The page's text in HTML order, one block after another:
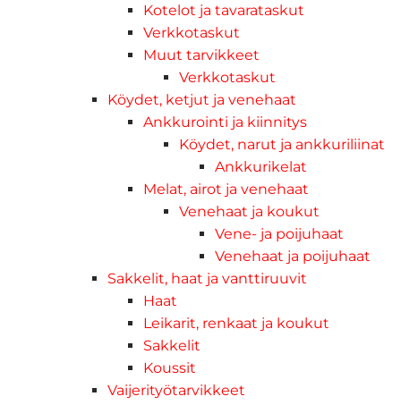
Kotelot ja tavarataskut
Verkkotaskut
Muut tarvikkeet
Verkkotaskut
Köydet, ketjut ja venehaat
Ankkurointi ja kiinnitys
Köydet, narut ja ankkuriliinat
Ankkurikelat
Melat, airot ja venehaat
Venehaat ja koukut
Vene- ja poijuhaat
Venehaat ja poijuhaat
Sakkelit, haat ja vanttiruuvit
Haat
Leikarit, renkaat ja koukut
Sakkelit
Koussit
Vaijerityötarvikkeet